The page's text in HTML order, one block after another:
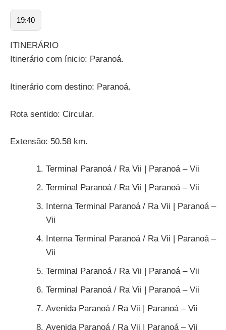
19:40
ITINERÁRIO
Itinerário com ínicio: Paranoá.
Itinerário com destino: Paranoá.
Rota sentido: Circular.
Extensão: 50.58 km.
Terminal Paranoá / Ra Vii | Paranoá – Vii
Terminal Paranoá / Ra Vii | Paranoá – Vii
Interna Terminal Paranoá / Ra Vii | Paranoá –
Vii
Interna Terminal Paranoá / Ra Vii | Paranoá –
Vii
Terminal Paranoá / Ra Vii | Paranoá – Vii
Terminal Paranoá / Ra Vii | Paranoá – Vii
Avenida Paranoá / Ra Vii | Paranoá – Vii
Avenida Paranoá / Ra Vii | Paranoá – Vii